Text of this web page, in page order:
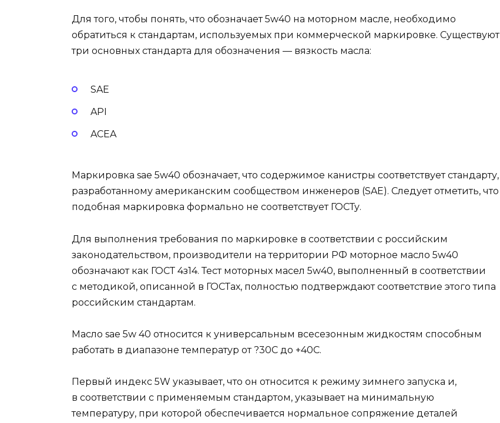
Для того, чтобы понять, что обозначает 5w40 на моторном масле, необходимо
обратиться к стандартам, используемых при коммерческой маркировке. Существуют
три основных стандарта для обозначения — вязкость масла:
SAE
API
ACEA
Маркировка sae 5w40 обозначает, что содержимое канистры соответствует стандарту,
разработанному американским сообществом инженеров (SAE). Следует отметить, что
подобная маркировка формально не соответствует ГОСТу.
Для выполнения требования по маркировке в соответствии с российским
законодательством, производители на территории РФ моторное масло 5w40
обозначают как ГОСТ 4з14. Тест моторных масел 5w40, выполненный в соответствии
с методикой, описанной в ГОСТах, полностью подтверждают соответствие этого типа
российским стандартам.
Масло sae 5w 40 относится к универсальным всесезонным жидкостям способным
работать в диапазоне температур от ?30С до +40С.
Первый индекс 5W указывает, что он относится к режиму зимнего запуска и,
в соответствии с применяемым стандартом, указывает на минимальную
температуру, при которой обеспечивается нормальное сопряжение деталей